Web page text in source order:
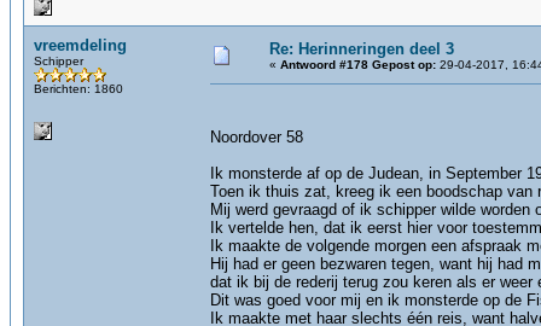
vreemdeling
Schipper
Berichten: 1860
Re: Herinneringen deel 3
« Antwoord #178 Gepost op: 29-04-2017,
Noordover 58
Ik monsterde af op de Judean, in September
Toen ik thuis zat, kreeg ik een boodschap
Mij werd gevraagd of ik schipper wilde
Ik vertelde hen, dat ik eerst hier voor
Ik maakte de volgende morgen een afspraak
Hij had er geen bezwaren tegen, want hij had
dat ik bij de rederij terug zou keren als er
Dit was goed voor mij en ik monsterde op de
Ik maakte met haar slechts één reis, want